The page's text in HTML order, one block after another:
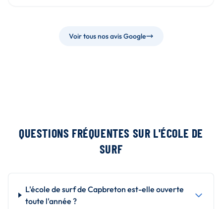
Voir tous nos avis Google
QUESTIONS FRÉQUENTES SUR L'ÉCOLE DE
SURF
L'école de surf de Capbreton est-elle ouverte
toute l'année ?